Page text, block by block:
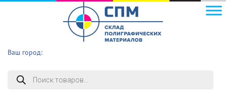
Ваш город:
Поиск
товаров